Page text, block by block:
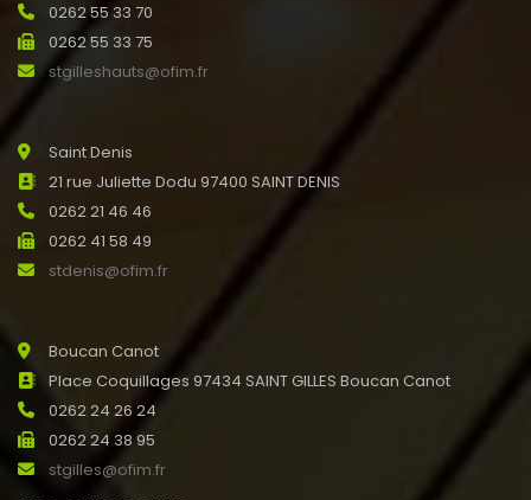
0262 55 33 70
0262 55 33 75
stgilleshauts@ofim.fr
Saint Denis
21 rue Juliette Dodu 97400 SAINT DENIS
0262 21 46 46
0262 41 58 49
stdenis@ofim.fr
Boucan Canot
Place Coquillages 97434 SAINT GILLES Boucan Canot
0262 24 26 24
0262 24 38 95
stgilles@ofim.fr